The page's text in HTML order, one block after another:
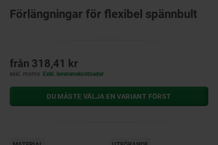
Förlängningar för flexibel spännbult
från 318,41 kr
exkl. moms Exkl. leveranskostnader
DU MÅSTE VÄLJA EN VARIANT FÖRST